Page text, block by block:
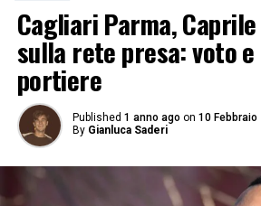
Cagliari Parma,
sulla rete presa: voto
portiere
Published 1 anno ago on 10 Febbraio
By Gianluca Saderi